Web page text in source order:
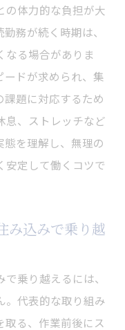
の体力的な負担が大
務が続く時期は、
なる場合がありま
ードが求められ、集
題に対応するため
息、ストレッチなど
を理解し、無理の
安定して働くコツで
み込みで乗り越
乗り越えるには、
。代表的な取り組み
取る、作業前後にス